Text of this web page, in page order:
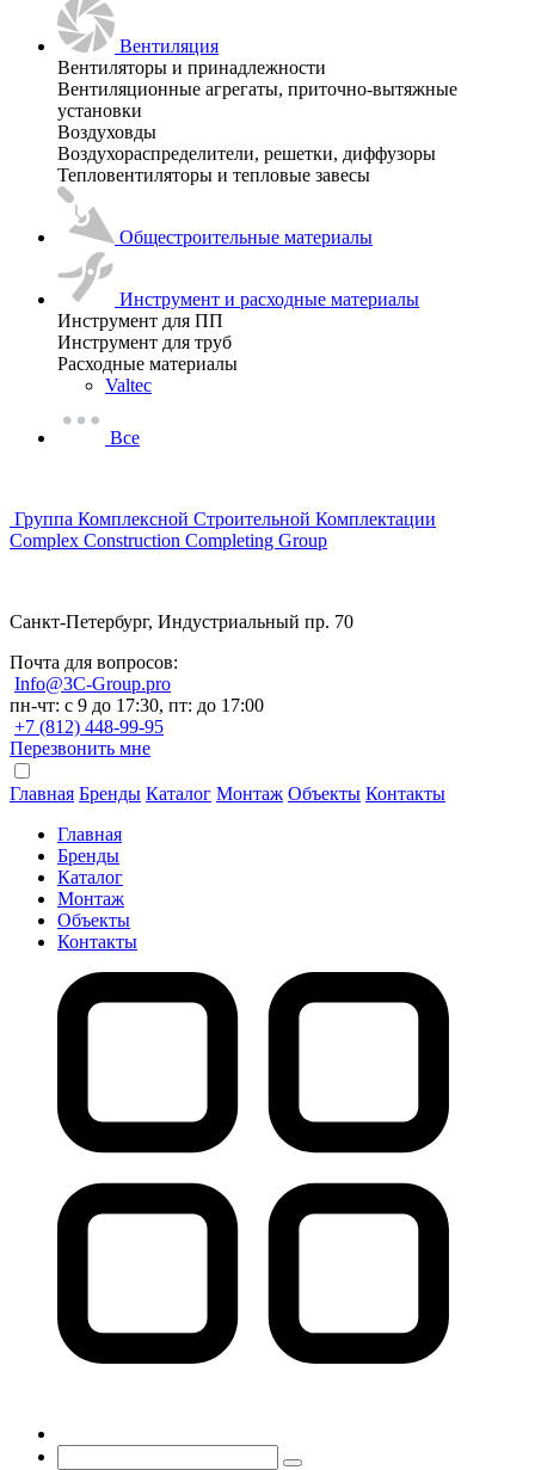
Вентиляция
Вентиляторы и принадлежности
Вентиляционные агрегаты, приточно-вытяжные
установки
Воздуховды
Воздухораспределители, решетки, диффузоры
Тепловентиляторы и тепловые завесы
Общестроительные материалы
Инструмент и расходные материалы
Инструмент для ПП
Инструмент для труб
Расходные материалы
Valtec
Все
Группа Комплексной Строительной Комплектации
Complex Construction Completing Group
Санкт-Петербург, Индустриальный пр. 70
Почта для вопросов:
Info@3C-Group.pro
пн-чт: с 9 до 17:30, пт: до 17:00
+7 (812) 448-99-95
Перезвонить мне
Главная Бренды Каталог Монтаж Объекты Контакты
Главная
Бренды
Каталог
Монтаж
Объекты
Контакты